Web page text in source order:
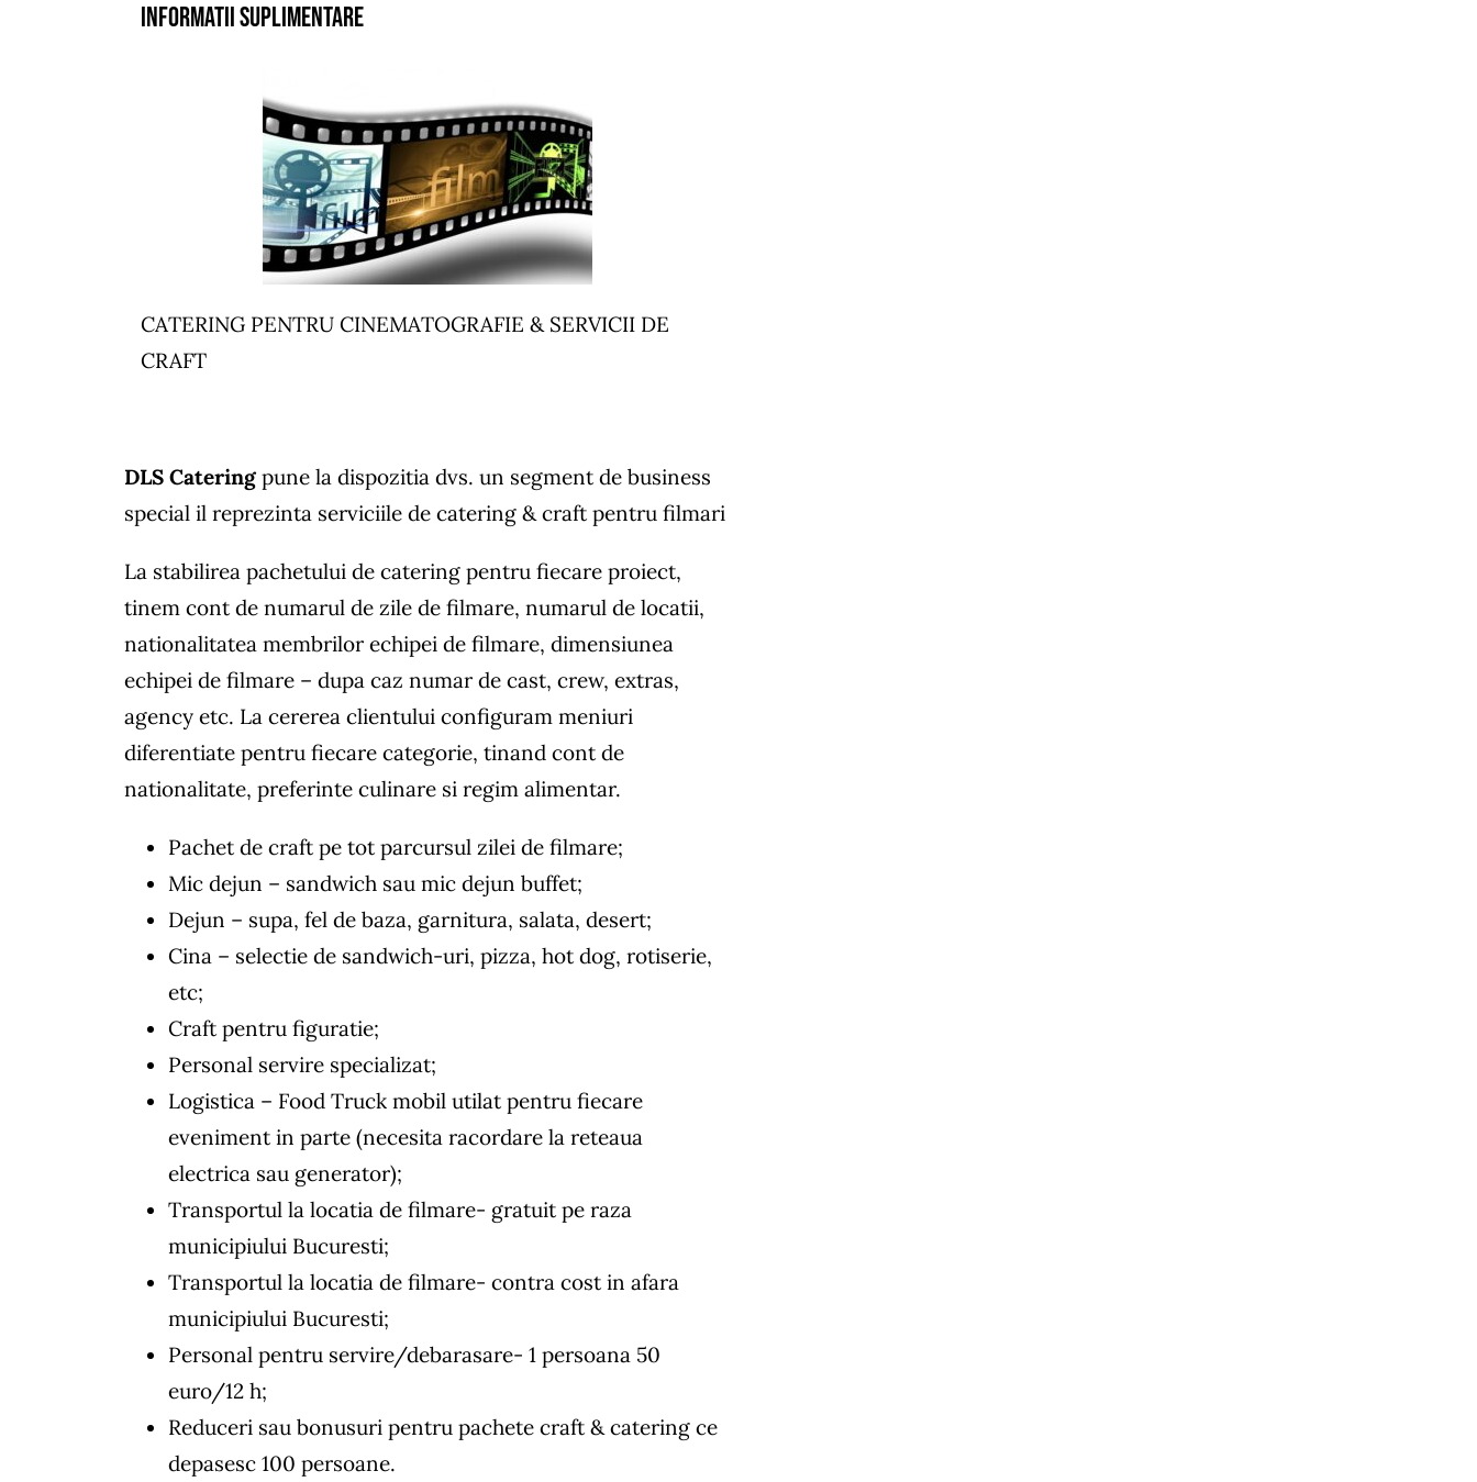
Informatii suplimentare
CATERING PENTRU CINEMATOGRAFIE & SERVICII DE
CRAFT
DLS Catering pune la dispozitia dvs. un segment de business
special il reprezinta serviciile de catering & craft pentru filmari
La stabilirea pachetului de catering pentru fiecare proiect,
tinem cont de numarul de zile de filmare, numarul de locatii,
nationalitatea membrilor echipei de filmare, dimensiunea
echipei de filmare – dupa caz numar de cast, crew, extras,
agency etc. La cererea clientului configuram meniuri
diferentiate pentru fiecare categorie, tinand cont de
nationalitate, preferinte culinare si regim alimentar.
Pachet de craft pe tot parcursul zilei de filmare;
Mic dejun – sandwich sau mic dejun buffet;
Dejun – supa, fel de baza, garnitura, salata, desert;
Cina – selectie de sandwich-uri, pizza, hot dog, rotiserie,
etc;
Craft pentru figuratie;
Personal servire specializat;
Logistica – Food Truck mobil utilat pentru fiecare
eveniment in parte (necesita racordare la reteaua
electrica sau generator);
Transportul la locatia de filmare- gratuit pe raza
municipiului Bucuresti;
Transportul la locatia de filmare- contra cost in afara
municipiului Bucuresti;
Personal pentru servire/debarasare- 1 persoana 50
euro/12 h;
Reduceri sau bonusuri pentru pachete craft & catering ce
depasesc 100 persoane.